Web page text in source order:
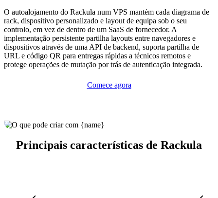
O autoalojamento do Rackula num VPS mantém cada diagrama de
rack, dispositivo personalizado e layout de equipa sob o seu
controlo, em vez de dentro de um SaaS de fornecedor. A
implementação persistente partilha layouts entre navegadores e
dispositivos através de uma API de backend, suporta partilha de
URL e código QR para entregas rápidas a técnicos remotos e
protege operações de mutação por trás de autenticação integrada.
Comece agora
Principais características de Rackula